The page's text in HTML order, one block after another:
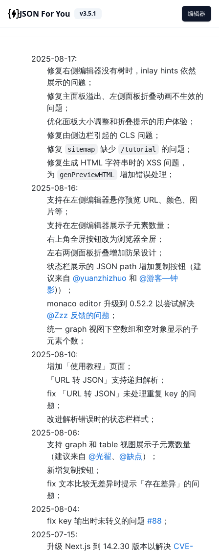
JSON For You v3.5.1 编辑器
2025-08-17:
修复右侧编辑器没有树时，inlay hints 依然
展示的问题；
修复主面板溢出、左侧面板折叠动画不生效的
问题；
优化面板大小调整和折叠提示的用户体验；
修复由侧边栏引起的 CLS 问题；
修复
sitemap 缺少 /tutorial
的问题；
修复生成 HTML 字符串时的 XSS 问题，
为
genPreviewHTML
增加错误处理；
2025-08-16:
支持在左侧编辑器悬停预览 URL、颜色、图
片等；
支持在左侧编辑器展示子元素数量；
右上角全屏按钮改为浏览器全屏；
左右两侧面板折叠增加防呆设计；
状态栏展示的 JSON path 增加复制按钮（建
议来自 @yuanzhizhuo 和 @游客—钟
影)）；
monaco editor 升级到 0.52.2 以尝试解决
@Zzz 反馈的问题 ；
统一 graph 视图下空数组和空对象显示的子
元素个数；
2025-08-10:
增加「使用教程」页面；
「URL 转 JSON」支持递归解析；
fix 「URL 转 JSON」未处理重复 key 的问
题；
改进解析错误时的状态栏样式；
2025-08-06:
支持 graph 和 table 视图展示子元素数量
（建议来自 @光翟、 @缺点）；
新增复制按钮；
fix 文本比较无差异时提示「存在差异」的问
题；
2025-08-04:
fix key 输出时未转义的问题 #88 ；
2025-07-15:
升级 Next.js 到 14.2.30 版本以解决 CVE-